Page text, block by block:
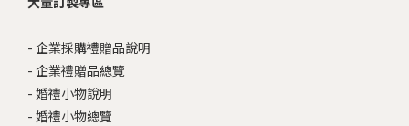
- 企業採購禮贈品說明
- 企業禮贈品總覽
- 婚禮小物說明
- 婚禮小物總覽